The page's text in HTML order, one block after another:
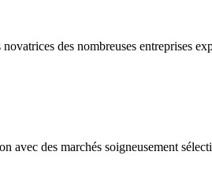
des nombreuses entreprises
avec des marchés soigneusement